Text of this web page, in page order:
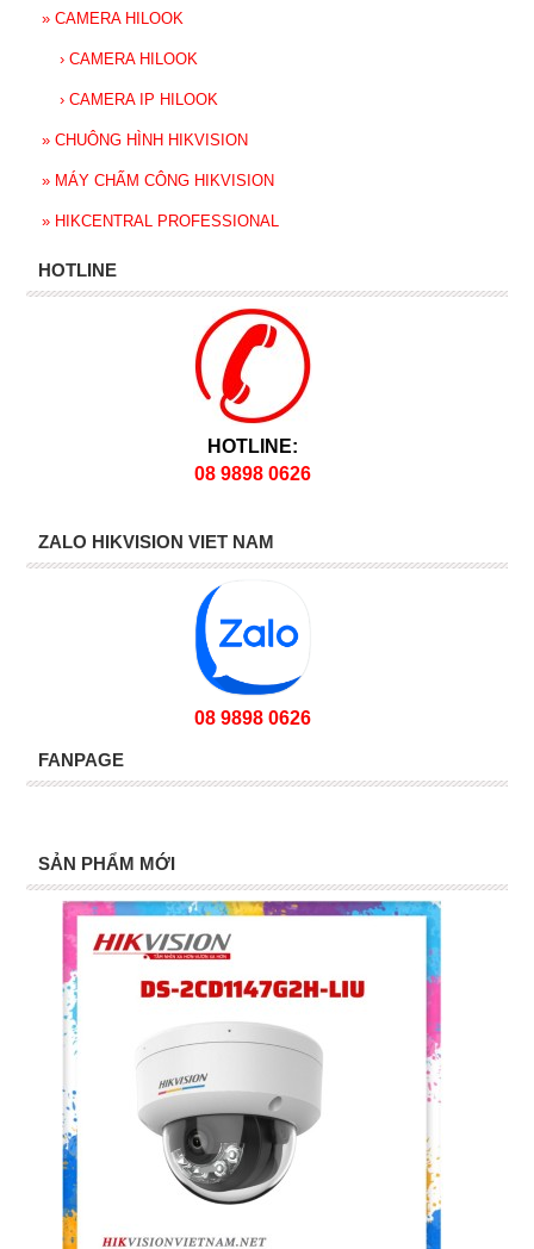
» CAMERA HILOOK
› CAMERA HILOOK
› CAMERA IP HILOOK
» CHUÔNG HÌNH HIKVISION
» MÁY CHẤM CÔNG HIKVISION
» HIKCENTRAL PROFESSIONAL
HOTLINE
HOTLINE:
08 9898 0626
ZALO HIKVISION VIET NAM
08 9898 0626
FANPAGE
SẢN PHẨM MỚI